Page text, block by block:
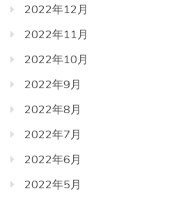
2022年12月
2022年11月
2022年10月
2022年9月
2022年8月
2022年7月
2022年6月
2022年5月